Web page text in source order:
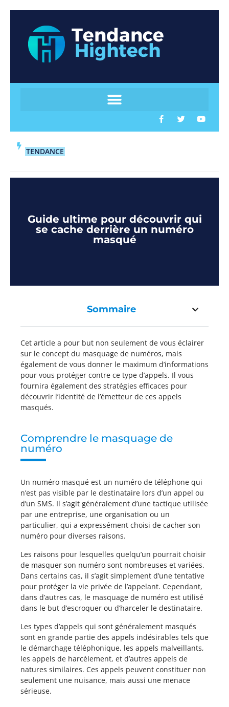
TENDANCE
Guide ultime pour découvrir qui
se cache derrière un numéro
masqué
Sommaire
Cet article a pour but non seulement de vous éclairer
sur le concept du masquage de numéros, mais
également de vous donner le maximum d’informations
pour vous protéger contre ce type d’appels. Il vous
fournira également des stratégies efficaces pour
découvrir l’identité de l’émetteur de ces appels
masqués.
Comprendre le masquage de
numéro
Un numéro masqué est un numéro de téléphone qui
n’est pas visible par le destinataire lors d’un appel ou
d’un SMS. Il s’agit généralement d’une tactique utilisée
par une entreprise, une organisation ou un
particulier, qui a expressément choisi de cacher son
numéro pour diverses raisons.
Les raisons pour lesquelles quelqu’un pourrait choisir
de masquer son numéro sont nombreuses et variées.
Dans certains cas, il s’agit simplement d’une tentative
pour protéger la vie privée de l’appelant. Cependant,
dans d’autres cas, le masquage de numéro est utilisé
dans le but d’escroquer ou d’harceler le destinataire.
Les types d’appels qui sont généralement masqués
sont en grande partie des appels indésirables tels que
le démarchage téléphonique, les appels malveillants,
les appels de harcèlement, et d’autres appels de
natures similaires. Ces appels peuvent constituer non
seulement une nuisance, mais aussi une menace
sérieuse.